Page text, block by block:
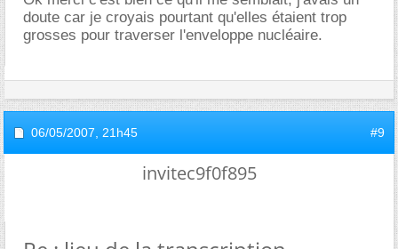
doute car je croyais pourtant qu'elles étaient trop
grosses pour traverser l'enveloppe nucléaire.
06/05/2007, 21h45 #9
invitec9f0f895